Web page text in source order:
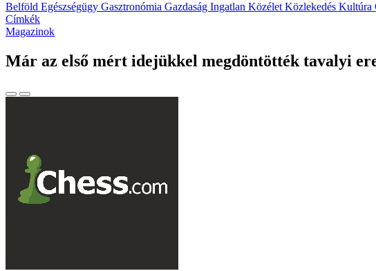
Belföld Egészségügy Gasztronómia Gazdaság Ingatlan Közélet Közlekedés Kultúra
Címkék
Magazinok
Már az első mért idejükkel megdöntötték tavalyi